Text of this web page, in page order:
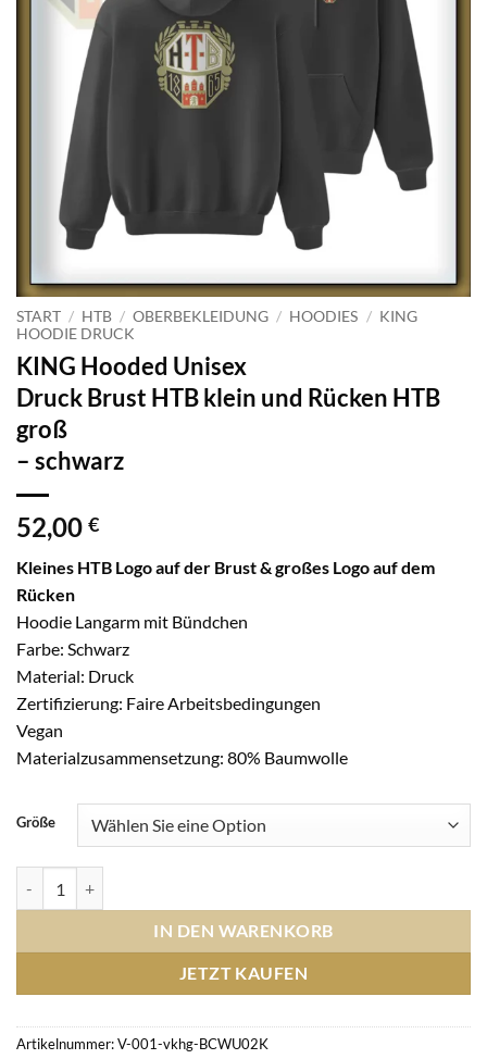
START / HTB / OBERBEKLEIDUNG / HOODIES / KING
HOODIE DRUCK
KING Hooded Unisex
Druck Brust HTB klein und Rücken HTB
groß
– schwarz
52,00 €
Kleines HTB Logo auf der Brust & großes Logo auf dem
Rücken
Hoodie Langarm mit Bündchen
Farbe: Schwarz
Material: Druck
Zertifizierung: Faire Arbeitsbedingungen
Vegan
Materialzusammensetzung: 80% Baumwolle
Größe
IN DEN WARENKORB
JETZT KAUFEN
Artikelnummer:V-001-vkhg-BCWU02K